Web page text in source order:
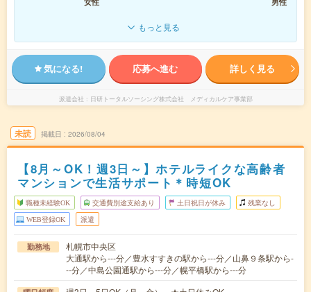
もっと見る
気になる! 応募へ進む 詳しく見る
派遣会社 日研トータルソーシング株式会社 メディカルケア事業部
未読 掲載日 2026/08/04
【8月～OK！週3日～】ホテルライクな高齢者
マンションで生活サポート＊時短OK
職種未経験OK 交通費別途支給あり 土日祝日が休み 残業なし
WEB登録OK 派遣
勤務地
札幌市中央区
大通駅から---分／豊水すすきの駅から---分／山鼻９条駅から-
--分／中島公園通駅から---分／幌平橋駅から---分